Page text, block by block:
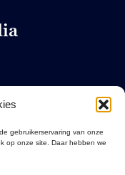
gebruikerservaring van onze
op onze site. Daar hebben we